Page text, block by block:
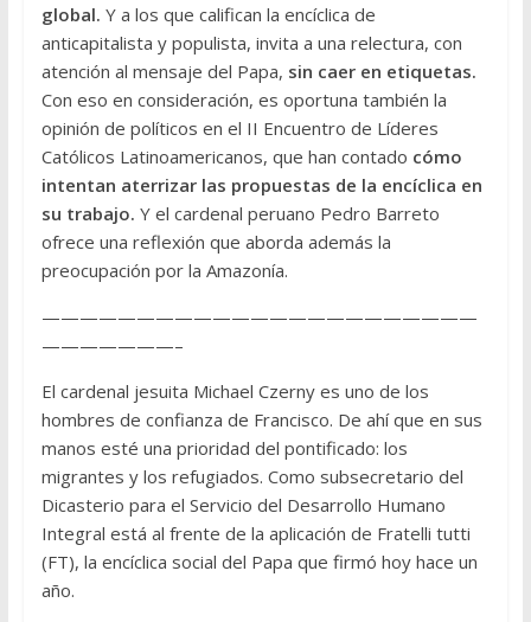
global. Y a los que califican la encíclica de
anticapitalista y populista, invita a una relectura, con
atención al mensaje del Papa, sin caer en etiquetas.
Con eso en consideración, es oportuna también la
opinión de políticos en el II Encuentro de Líderes
Católicos Latinoamericanos, que han contado cómo
intentan aterrizar las propuestas de la encíclica en
su trabajo. Y el cardenal peruano Pedro Barreto
ofrece una reflexión que aborda además la
preocupación por la Amazonía.
———————————————————————
———————–
El cardenal jesuita Michael Czerny es uno de los
hombres de confianza de Francisco. De ahí que en sus
manos esté una prioridad del pontificado: los
migrantes y los refugiados. Como subsecretario del
Dicasterio para el Servicio del Desarrollo Humano
Integral está al frente de la aplicación de Fratelli tutti
(FT), la encíclica social del Papa que firmó hoy hace un
año.